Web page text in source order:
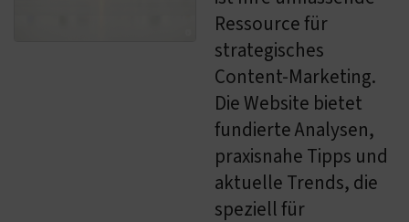
Ressource für
strategisches
Content-Marketing.
Die Website bietet
fundierte Analysen,
praxisnahe Tipps und
aktuelle Trends, die
speziell für